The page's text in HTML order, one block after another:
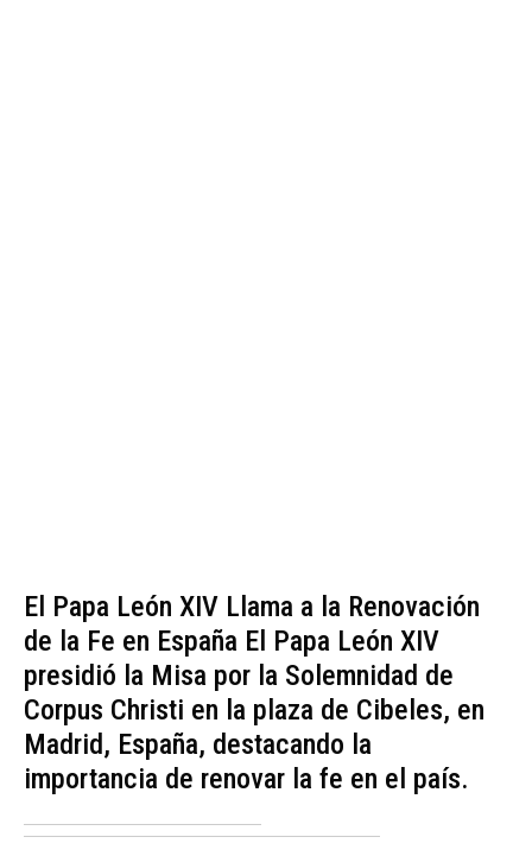
El Papa León XIV Llama a la Renovación
de la Fe en España El Papa León XIV
presidió la Misa por la Solemnidad de
Corpus Christi en la plaza de Cibeles, en
Madrid, España, destacando la
importancia de renovar la fe en el país.